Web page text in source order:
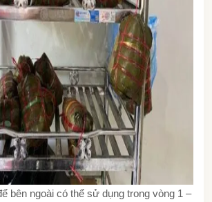
bên ngoài có thể sử dụng trong vòng 1 –